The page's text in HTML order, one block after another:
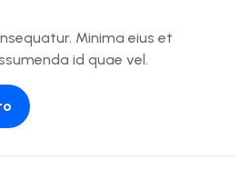
Minima eius et
id quae vel.